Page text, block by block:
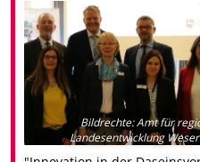
Bildrechte:Amt für
Landesentwicklung